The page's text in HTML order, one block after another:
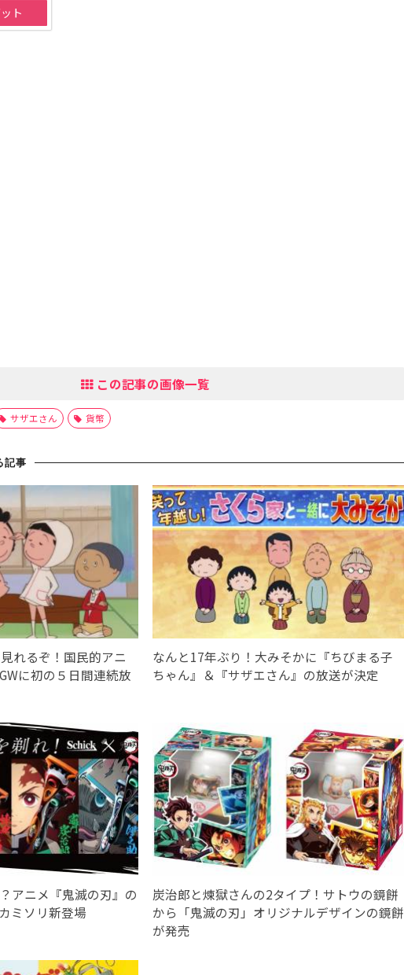
ト
この記事の画像一覧
サザエさん 貨幣
記事
れるぞ！国民的アニ
に初の５日間連続放
なんと17年ぶり！大みそかに『ちびまる子
ちゃん』＆『サザエさん』の放送が決定
アニメ『鬼滅の刃』の
ミソリ新登場
炭治郎と煉獄さんの2タイプ！サトウの鏡餅
から「鬼滅の刃」オリジナルデザインの鏡餅
が発売